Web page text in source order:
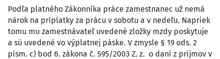
Podľa platného Zákonníka práce zamestnanec už nemá
nárok na príplatky za prácu v sobotu a v nedeľu. Napriek
tomu mu zamestnávateľ uvedené zložky mzdy poskytuje
a sú uvedené vo výplatnej páske. V zmysle § 19 ods. 2
písm. c) bod 6. zákona č. 595/2003 Z. z. o dani z príjmov v